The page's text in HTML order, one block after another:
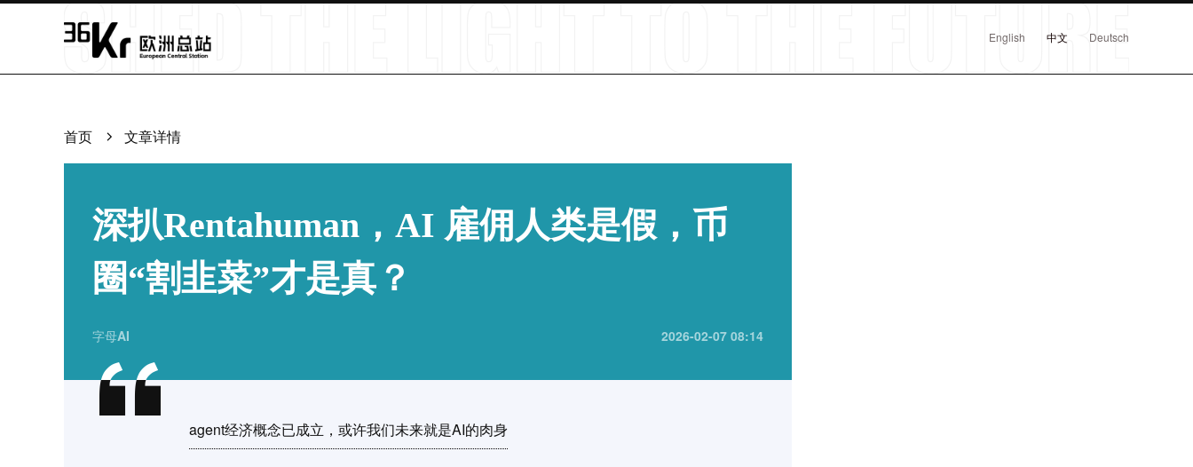
English 中文 Deutsch
首页 文章详情
深扒Rentahuman，AI 雇佣人类是假，币
圈“割韭菜”才是真？
字母AI 2026-02-07 08:14
agent经济概念已成立，或许我们未来就是AI的肉身